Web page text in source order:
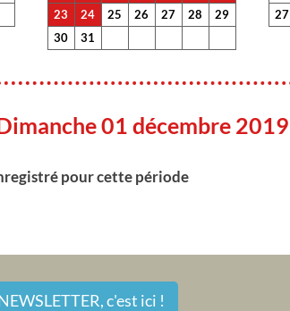
23
24 25 26 27 28
29
30
31
27
01 décembre 2019
pour cette période
c'est ici !